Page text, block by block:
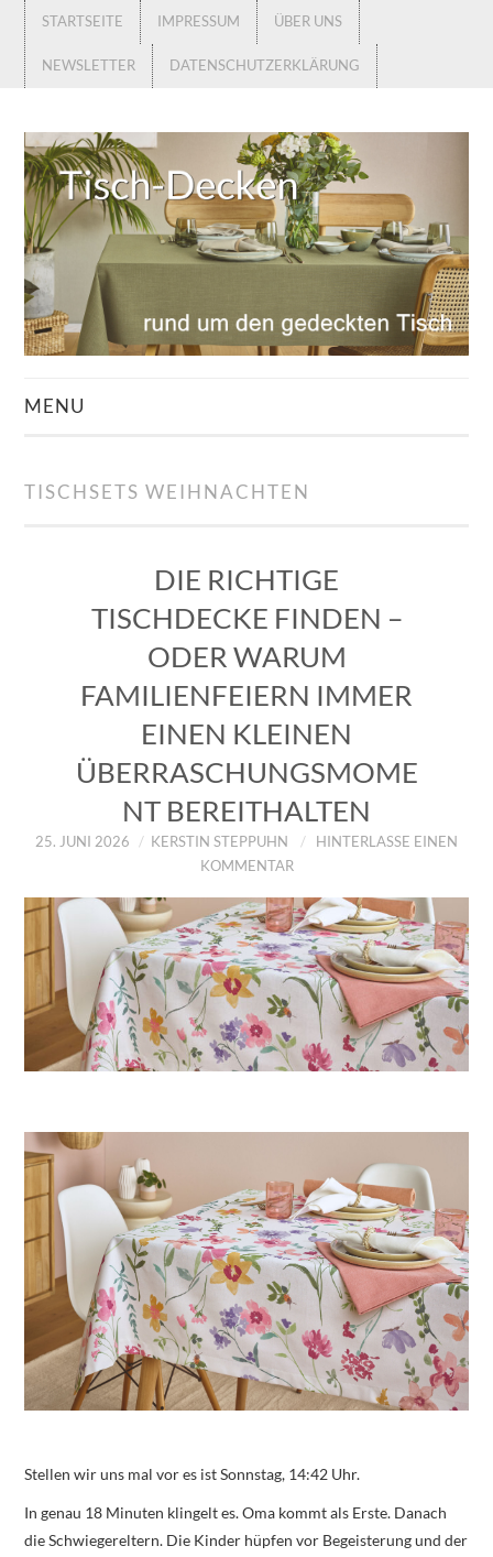
STARTSEITE IMPRESSUM ÜBER UNS
NEWSLETTER DATENSCHUTZERKLÄRUNG
MENU
ZUM SHOP
DATENSCHUTZERKLÄRUNG
TISCHSETS WEIHNACHTEN
DIE RICHTIGE
TISCHDECKE FINDEN –
ODER WARUM
FAMILIENFEIERN IMMER
EINEN KLEINEN
ÜBERRASCHUNGSMOME
NT BEREITHALTEN
25. JUNI 2026 KERSTIN STEPPUHN
HINTERLASSE EINEN
KOMMENTAR
Stellen wir uns mal vor es ist Sonnstag, 14:42 Uhr.
In genau 18 Minuten klingelt es. Oma kommt als Erste. Danach
die Schwiegereltern. Die Kinder hüpfen vor Begeisterung und der